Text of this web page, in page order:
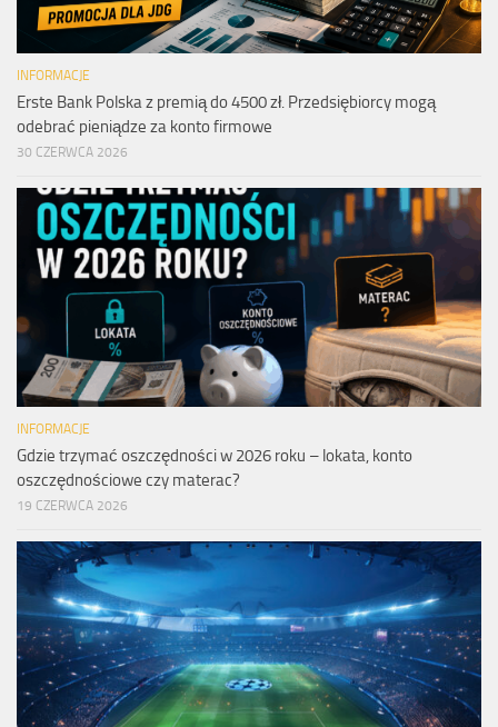
INFORMACJE
Erste Bank Polska z premią do 4500 zł. Przedsiębiorcy mogą
odebrać pieniądze za konto firmowe
30 CZERWCA 2026
INFORMACJE
Gdzie trzymać oszczędności w 2026 roku – lokata, konto
oszczędnościowe czy materac?
19 CZERWCA 2026